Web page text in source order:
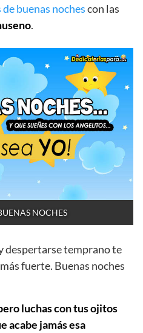
de buenas nochescon las
.
NOCHES
despertarse temprano te
fuerte. Buenas noches
luchas con tus ojitos
acabe jamás esa